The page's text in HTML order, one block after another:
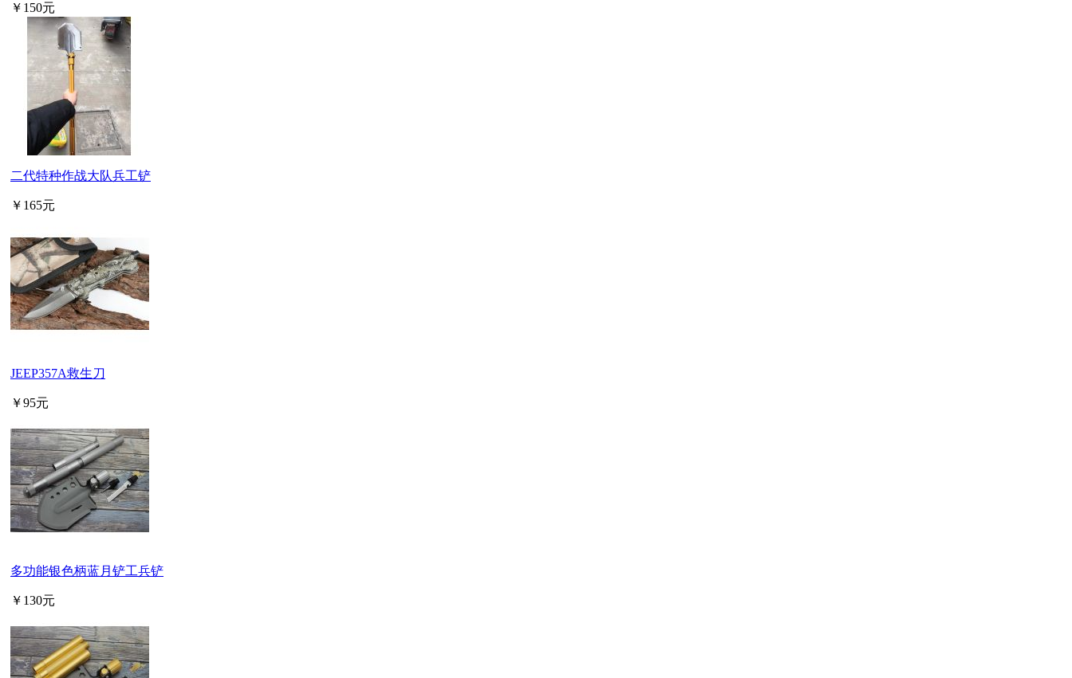
￥150元
二代特种作战大队兵工铲
￥165元
JEEP357A救生刀
￥95元
多功能银色柄蓝月铲工兵铲
￥130元